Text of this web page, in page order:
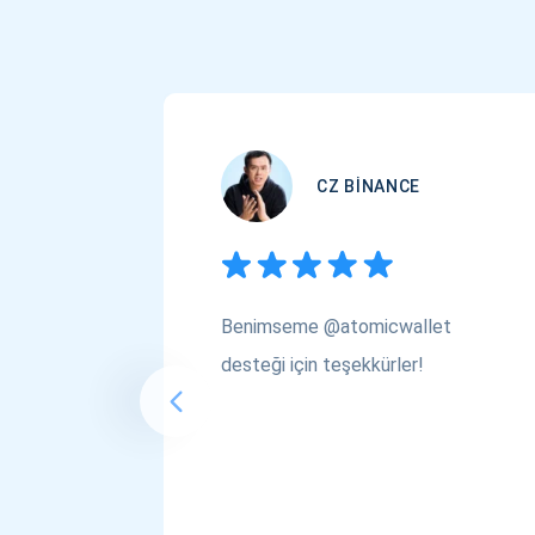
CZ BINANCE
Benimseme @atomicwallet
desteği için teşekkürler!